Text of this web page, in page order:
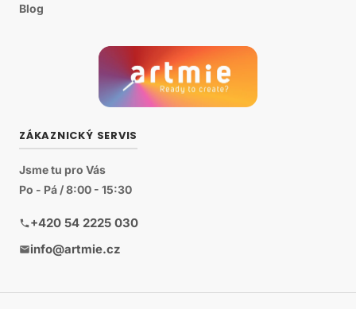
Blog
ZÁKAZNICKÝ SERVIS
Jsme tu pro Vás
Po - Pá / 8:00 - 15:30
+420 54 2225 030
info@artmie.cz